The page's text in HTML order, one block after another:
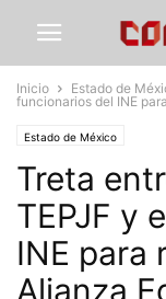
Inicio Estado de
funcionarios del INE
Estado de México
Treta
TEPJF y
INE para
Alianza